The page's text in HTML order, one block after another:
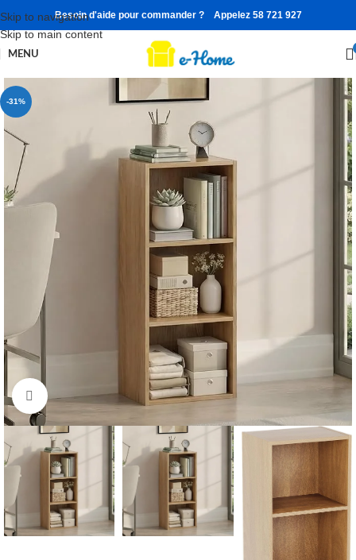
Skip to navigation
Skip to main content
Besoin d'aide pour commander ? Appelez 58 721 927
MENU
-31%
Click to enlarge